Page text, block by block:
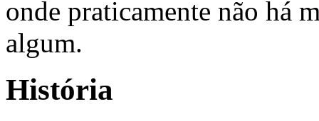
onde praticamente não há
algum.
História